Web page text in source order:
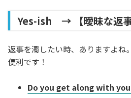
Yes-ish → 【曖昧な返事
返事を濁したい時、ありますよね
便利です！
Do you get along with